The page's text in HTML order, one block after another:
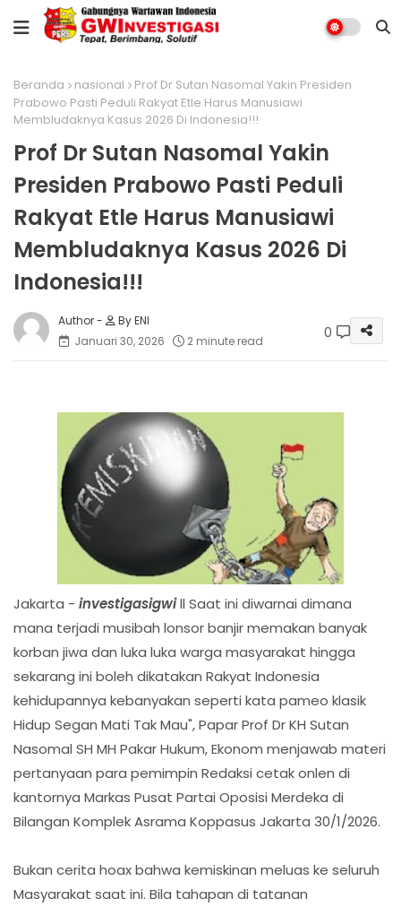
Beranda nasional
Prof Dr Sutan Nasomal Yakin Presiden
Prabowo Pasti Peduli Rakyat Etle Harus Manusiawi
Membludaknya Kasus 2026 Di Indonesia!!!
Prof Dr Sutan Nasomal Yakin
Presiden Prabowo Pasti Peduli
Rakyat Etle Harus Manusiawi
Membludaknya Kasus 2026 Di
Indonesia!!!
By ENI
Januari 30, 2026
2 minute read 0
Jakarta - investigasigwill Saat ini diwarnai dimana
mana terjadi musibah lonsor banjir memakan banyak
korban jiwa dan luka luka warga masyarakat hingga
sekarang ini boleh dikatakan Rakyat Indonesia
kehidupannya kebanyakan seperti kata pameo klasik
Hidup Segan Mati Tak Mau", Papar Prof Dr KH Sutan
Nasomal SH MH Pakar Hukum, Ekonom menjawab materi
pertanyaan para pemimpin Redaksi cetak onlen di
kantornya Markas Pusat Partai Oposisi Merdeka di
Bilangan Komplek Asrama Koppasus Jakarta 30/1/2026.
Bukan cerita hoax bahwa kemiskinan meluas ke seluruh
Masyarakat saat ini. Bila tahapan di tatanan